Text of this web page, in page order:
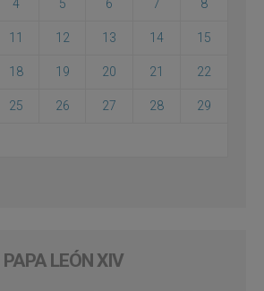
4 5 6 7 8
11 12 13 14 15
18 19 20 21 22
25 26 27 28 29
PAPA LEÓN XIV